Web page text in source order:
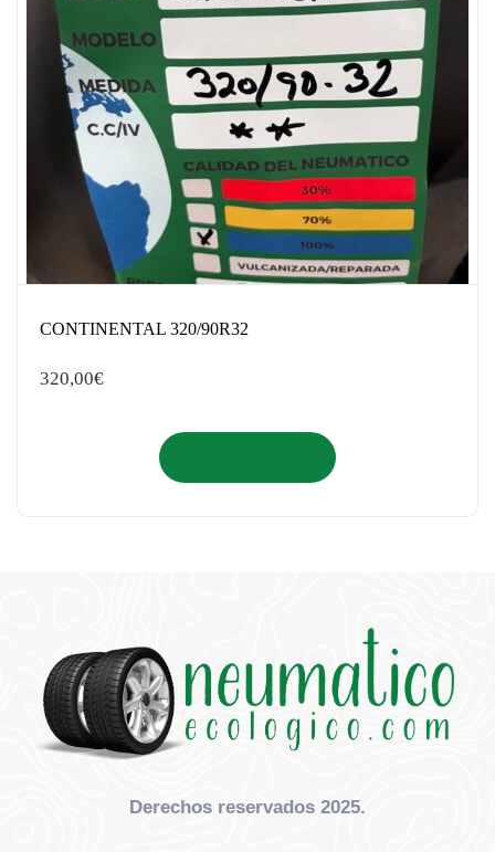
CONTINENTAL 320/90R32
320,00€
Derechos reservados 2025.